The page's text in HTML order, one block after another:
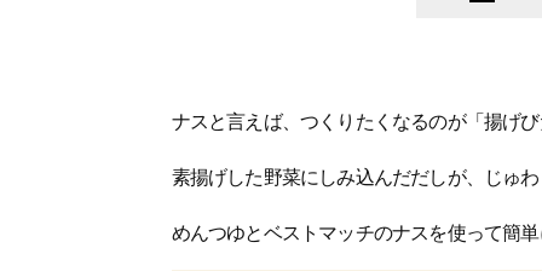
ナスと言えば、つくりたくなるのが「揚げ
素揚げした野菜にしみ込んだだしが、じゅ
めんつゆとベストマッチのナスを使って簡